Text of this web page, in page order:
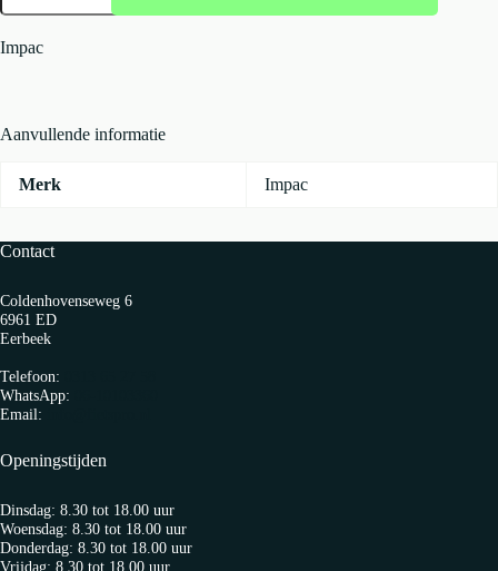
(260x85)
AV
Impac
Aanvullende informatie
Merk Impac
Contact
Coldenhovenseweg 6
6961 ED
Eerbeek
Telefoon:
WhatsApp:
Email:
Openingstijden
Dinsdag: 8.30 tot 18.00 uur
Woensdag: 8.30 tot 18.00 uur
Donderdag: 8.30 tot 18.00 uur
Vrijdag: 8.30 tot 18.00 uur